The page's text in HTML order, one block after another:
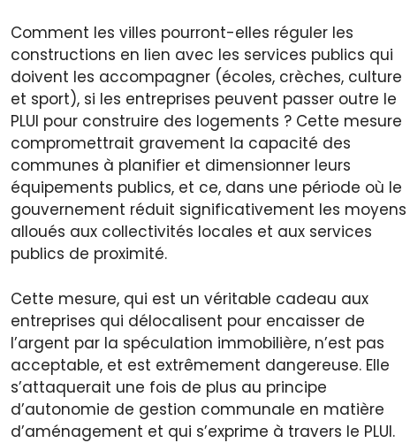
Comment les villes pourront-elles réguler les
constructions en lien avec les services publics qui
doivent les accompagner (écoles, crèches, culture
et sport), si les entreprises peuvent passer outre le
PLUI pour construire des logements ? Cette mesure
compromettrait gravement la capacité des
communes à planifier et dimensionner leurs
équipements publics, et ce, dans une période où le
gouvernement réduit significativement les moyens
alloués aux collectivités locales et aux services
publics de proximité.
Cette mesure, qui est un véritable cadeau aux
entreprises qui délocalisent pour encaisser de
l’argent par la spéculation immobilière, n’est pas
acceptable, et est extrêmement dangereuse. Elle
s’attaquerait une fois de plus au principe
d’autonomie de gestion communale en matière
d’aménagement et qui s’exprime à travers le PLUI.